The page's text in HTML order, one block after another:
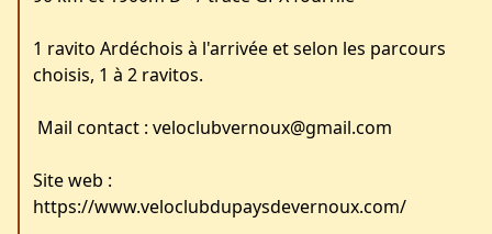
1 ravito Ardéchois à l'arrivée et selon les parcours
choisis, 1 à 2 ravitos.
Mail contact : veloclubvernoux@gmail.com
Site web :
https://www.veloclubdupaysdevernoux.com/